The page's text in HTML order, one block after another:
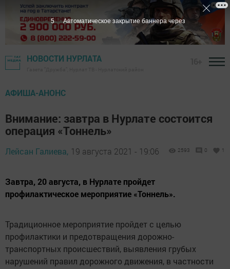
НОВОСТИ НУРЛАТА
АФИША-АНОНС
Внимание: завтра в Нурлате состоится
операция «Тоннель»
Лейсан Галиева, 19 августа 2021 - 19:06 2593 0 1
Завтра, 20 августа, в Нурлате пройдет
профилактическое мероприятие «Тоннель».
Традиционное мероприятие пройдет с целью
профилактики и предотвращения дорожно-
транспортных происшествий, выявления грубых
нарушений правил дорожного движения, в частности
4 Автоматическое закрытие баннера через